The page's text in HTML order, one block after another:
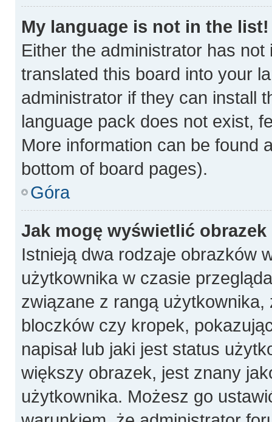
My language is not in the list!
Either the administrator has
translated this board into your
administrator if they can install
language pack does not exist,
More information can be found
bottom of board pages).
Góra
Jak mogę wyświetlić
Istnieją dwa rodzaje obrazków
użytkownika w czasie
związane z rangą
bloczków czy kropek,
napisał lub jaki jest status
większy obrazek, jest znany
użytkownika. Możesz go